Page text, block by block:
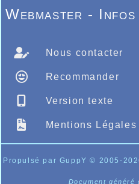
Webmaster - Infos
Nous contacter
Recommander
Version texte
Mentions Légales
Propulsé par GuppY© 2005-
Document généré